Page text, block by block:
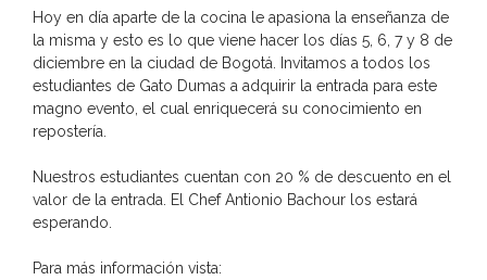
Hoy en día aparte de la cocina le apasiona la enseñanza de
la misma y esto es lo que viene hacer los días 5, 6, 7 y 8 de
diciembre en la ciudad de Bogotá. Invitamos a todos los
estudiantes de Gato Dumas a adquirir la entrada para este
magno evento, el cual enriquecerá su conocimiento en
repostería.
Nuestros estudiantes cuentan con 20 % de descuento en el
valor de la entrada. El Chef Antionio Bachour los estará
esperando.
Para más información vista: